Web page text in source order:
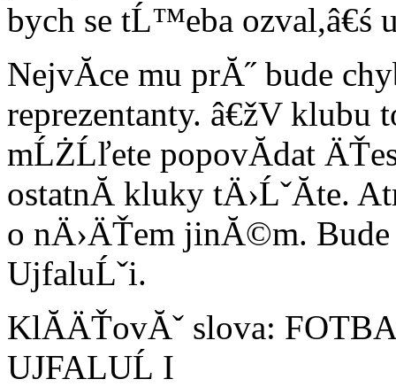
bych se tĹ™eba ozval,â€ś
NejvĂ­ce mu prĂ˝ bude
reprezentanty. â€žV klubu
mĹŻĹľete popovĂ­dat
ostatnĂ­ kluky tÄ›ĹˇĂ­te.
o nÄ›ÄŤem jinĂ©m.
UjfaluĹˇi.
KlĂ­ÄŤovĂˇ slova:
UJFALUĹ I